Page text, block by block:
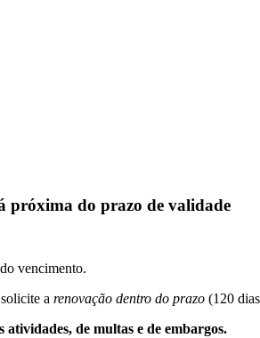
próxima do prazo de validade
vencimento.
a renovação dentro do prazo (120
atividades, de multas e de embargos.